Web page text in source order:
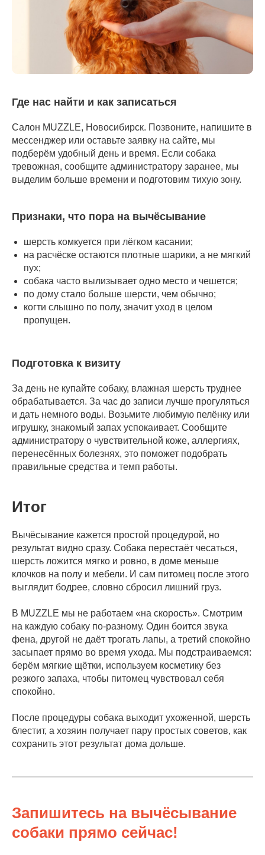
Где нас найти и как записаться
Салон MUZZLE, Новосибирск. Позвоните, напишите в
мессенджер или оставьте заявку на сайте, мы
подберём удобный день и время. Если собака
тревожная, сообщите администратору заранее, мы
выделим больше времени и подготовим тихую зону.
Признаки, что пора на вычёсывание
шерсть комкуется при лёгком касании;
на расчёске остаются плотные шарики, а не мягкий
пух;
собака часто вылизывает одно место и чешется;
по дому стало больше шерсти, чем обычно;
когти слышно по полу, значит уход в целом
пропущен.
Подготовка к визиту
За день не купайте собаку, влажная шерсть труднее
обрабатывается. За час до записи лучше прогуляться
и дать немного воды. Возьмите любимую пелёнку или
игрушку, знакомый запах успокаивает. Сообщите
администратору о чувствительной коже, аллергиях,
перенесённых болезнях, это поможет подобрать
правильные средства и темп работы.
Итог
Вычёсывание кажется простой процедурой, но
результат видно сразу. Собака перестаёт чесаться,
шерсть ложится мягко и ровно, в доме меньше
клочков на полу и мебели. И сам питомец после этого
выглядит бодрее, словно сбросил лишний груз.
В MUZZLE мы не работаем «на скорость». Смотрим
на каждую собаку по-разному. Один боится звука
фена, другой не даёт трогать лапы, а третий спокойно
засыпает прямо во время ухода. Мы подстраиваемся:
берём мягкие щётки, используем косметику без
резкого запаха, чтобы питомец чувствовал себя
спокойно.
После процедуры собака выходит ухоженной, шерсть
блестит, а хозяин получает пару простых советов, как
сохранить этот результат дома дольше.
Запишитесь на вычёсывание
собаки прямо сейчас!